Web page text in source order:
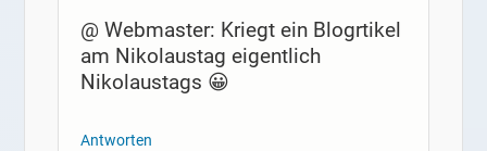
@ Webmaster: Kriegt ein Blogrtikel
am Nikolaustag eigentlich
Nikolaustags 😀
Antworten